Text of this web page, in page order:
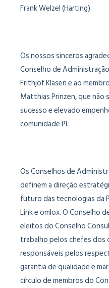
Frank Welzel (Harting).
Os nossos sinceros
Conselho de
Frithjof Klasen e ao
Matthias Prinzen, que não
sucesso e elevado
comunidade PI.
Os Conselhos de
definem a direção
futuro das tecnologias da
Link e omlox. O Conselho
eleitos do Conselho
trabalho pelos chefes dos
responsáveis pelos
garantia de qualidade e
círculo de membros do